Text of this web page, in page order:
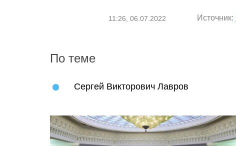
11:26, 06.07.2022 Источник:
По теме
Сергей Викторович Лавров